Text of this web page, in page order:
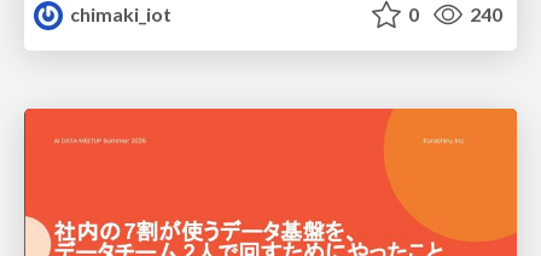
chimaki_iot
0 240